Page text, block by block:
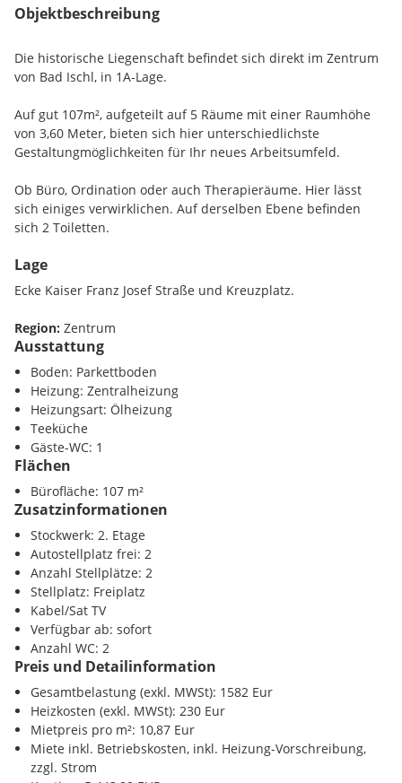
Objektbeschreibung
Die historische Liegenschaft befindet sich direkt im Zentrum
von Bad Ischl, in 1A-Lage.
Auf gut 107m², aufgeteilt auf 5 Räume mit einer Raumhöhe
von 3,60 Meter, bieten sich hier unterschiedlichste
Gestaltungmöglichkeiten für Ihr neues Arbeitsumfeld.
Ob Büro, Ordination oder auch Therapieräume. Hier lässt
sich einiges verwirklichen. Auf derselben Ebene befinden
sich 2 Toiletten.
Sämtliche Räume sind an das Glasfasernetz angebunden!
Zwei PKW-Abstellplätze mitten in der Stadt inklusive.
Die ausgewiesene Miete versteht sich inkl. anteiliger
Heizkosten und ohne Strom.
Verfügbar ab sofort. Ein Energieausweis ist in Arbeit.
Der Vermittler ist als Doppelmakler tätig.
Lage
Ecke Kaiser Franz Josef Straße und Kreuzplatz.
Region: Zentrum
Ausstattung
Boden: Parkettboden
Heizung: Zentralheizung
Heizungsart: Ölheizung
Teeküche
Gäste-WC: 1
Flächen
Bürofläche: 107 m²
Zusatzinformationen
Stockwerk: 2. Etage
Autostellplatz frei: 2
Anzahl Stellplätze: 2
Stellplatz: Freiplatz
Kabel/Sat TV
Verfügbar ab: sofort
Anzahl WC: 2
Preis und Detailinformation
Gesamtbelastung (exkl. MWSt): 1582 Eur
Heizkosten (exkl. MWSt): 230 Eur
Mietpreis pro m²: 10,87 Eur
Miete inkl. Betriebskosten, inkl. Heizung-Vorschreibung,
zzgl. Strom